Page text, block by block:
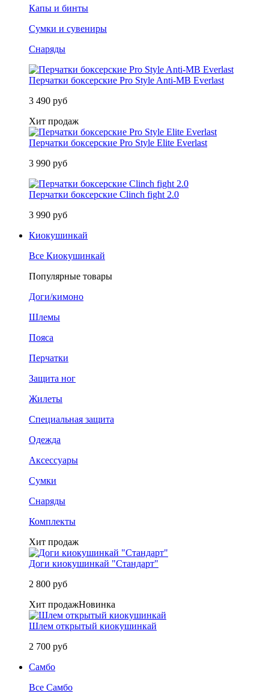
Капы и бинты
Сумки и сувениры
Снаряды
Перчатки боксерские Pro Style Anti-MB Everlast
3 490 руб
Хит продаж
Перчатки боксерские Pro Style Elite Everlast
3 990 руб
Перчатки боксерские Clinch fight 2.0
3 990 руб
Киокушинкай
Все Киокушинкай
Популярные товары
Доги/кимоно
Шлемы
Пояса
Перчатки
Защита ног
Жилеты
Специальная защита
Одежда
Аксессуары
Сумки
Снаряды
Комплекты
Хит продаж
Доги киокушинкай "Стандарт"
2 800 руб
Хит продажНовинка
Шлем открытый киокушинкай
2 700 руб
Самбо
Все Самбо